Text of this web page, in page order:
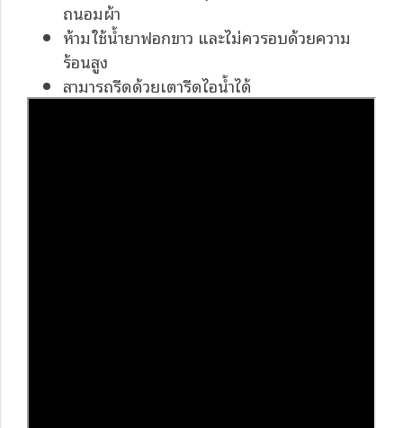
ถนอมผ้า
ห้ามใช้น้ำยาฟอกขาว และไม่ควรอบด้วยความ
ร้อนสูง
สามารถรีดด้วยเตารีดไอน้ำได้